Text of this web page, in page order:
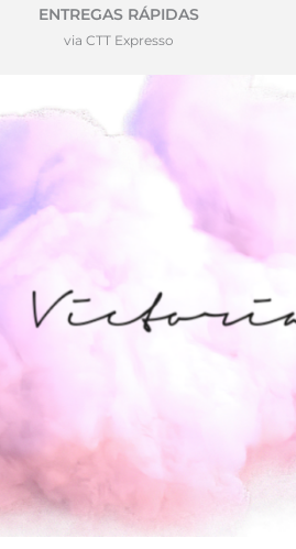
ENTREGAS RÁPIDAS
via CTT Expresso